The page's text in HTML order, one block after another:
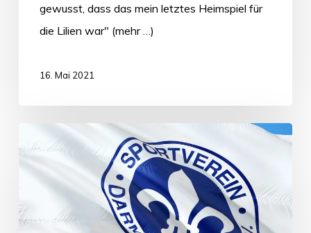
gewusst, dass das mein letztes Heimspiel für
die Lilien war" (mehr …)
16. Mai 2021